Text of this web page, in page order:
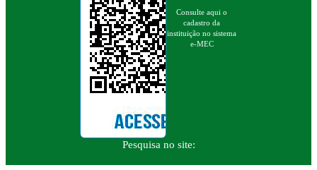
Consulte aqui o
cadastro da
instituição no sistema
e-MEC
Pesquisa no site: